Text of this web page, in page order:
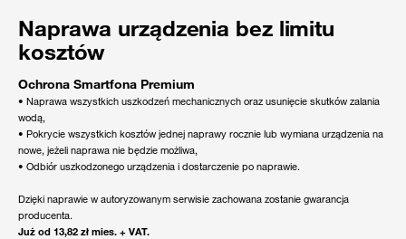
Naprawa urządzenia bez limitu
kosztów
Ochrona Smartfona Premium
• Naprawa wszystkich uszkodzeń mechanicznych oraz usunięcie skutków zalania
wodą,
• Pokrycie wszystkich kosztów jednej naprawy rocznie lub wymiana urządzenia na
nowe, jeżeli naprawa nie będzie możliwa,
• Odbiór uszkodzonego urządzenia i dostarczenie po naprawie.
Dzięki naprawie w autoryzowanym serwisie zachowana zostanie gwarancja
producenta.
Już od 13,82 zł mies. + VAT.